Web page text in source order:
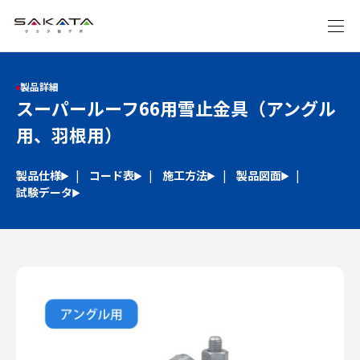
製品詳細
スーパールーフ66用雪止金具（アングル
用、羽根用）
製品仕様 コード表 施工方法
製品図面
試験データ